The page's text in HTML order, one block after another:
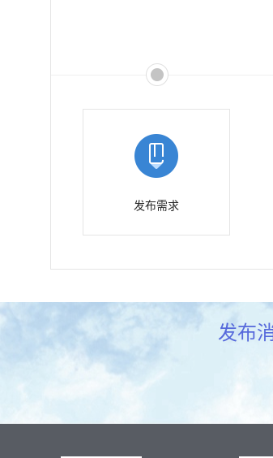
发布需求
发布